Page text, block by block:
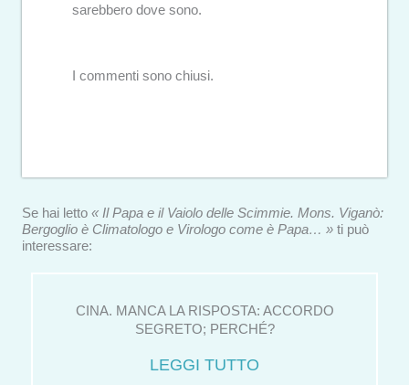
sarebbero dove sono.
I commenti sono chiusi.
Se hai letto « Il Papa e il Vaiolo delle Scimmie. Mons. Viganò:
Bergoglio è Climatologo e Virologo come è Papa… » ti può
interessare:
CINA. MANCA LA RISPOSTA: ACCORDO
SEGRETO; PERCHÉ?
LEGGI TUTTO